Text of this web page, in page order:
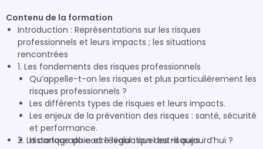
Contenu de la formation
Introduction : Représentations sur les risques
professionnels et leurs impacts ; les situations
rencontrées
1. Les fondements des risques professionnels
Qu’appelle-t-on les risques et plus particulièrement les
risques professionnels ?
Les différents types de risques et leurs impacts.
Les enjeux de la prévention des risques : santé, sécurité
et performance.
Historique du cadre légal : quel est-il aujourd’hui ?
2. La cartographie et l’évaluation des risques